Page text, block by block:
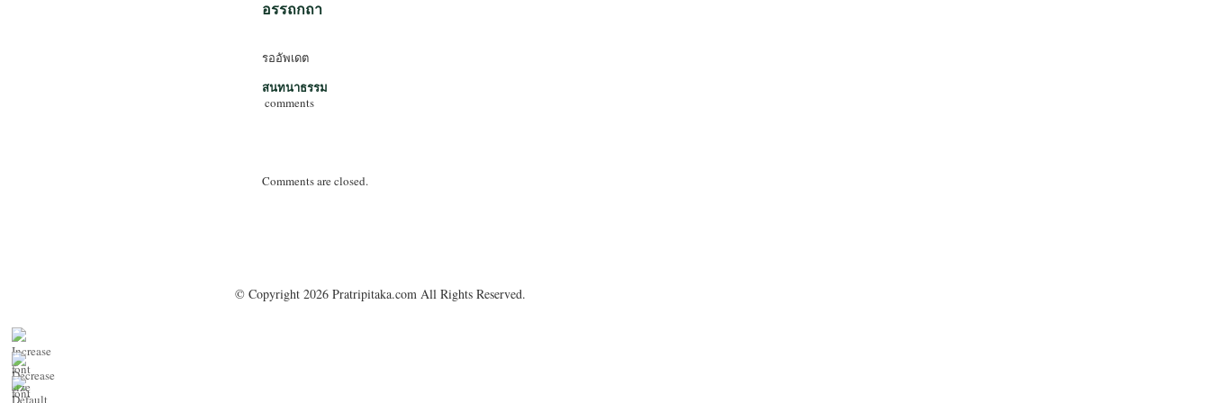
อรรถกถา
รออัพเดต
สนทนาธรรม
comments
Comments are closed.
© Copyright 2026 Pratripitaka.com All Rights Reserved.